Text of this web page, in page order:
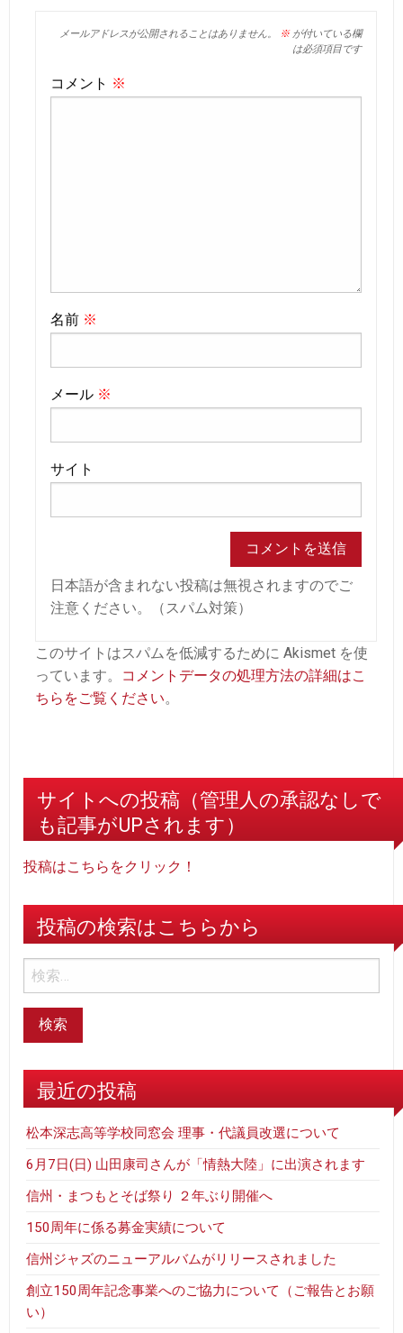
メールアドレスが公開されることはありません。 ※が付いている欄
は必須項目です
コメント ※
名前 ※
メール ※
サイト
日本語が含まれない投稿は無視されますのでご
注意ください。（スパム対策）
このサイトはスパムを低減するために Akismet を使
っています。
コメントデータの処理方法の詳細はこ
ちらをご覧ください。
サイトへの投稿（管理人の承認なしで
も記事がUPされます）
投稿はこちらをクリック！
投稿の検索はこちらから
最近の投稿
松本深志高等学校同窓会 理事・代議員改選について
6月7日(日) 山田康司さんが「情熱大陸」に出演されます
信州・まつもとそば祭り ２年ぶり開催へ
150周年に係る募金実績について
信州ジャズのニューアルバムがリリースされました
創立150周年記念事業へのご協力について（ご報告とお願
い）